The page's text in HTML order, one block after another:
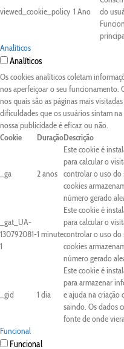
viewed_cookie_policy 1 Ano
do
Analíticos
Analíticos
Os cookies analíticos coletam
nos aperfeiçoar o seu funcionamento.
nos quais são as páginas mais
dificuldades que os usuários sintam
nossa publicidade é eficaz ou não.
Cookie
DuraçãoDescrição
_ga 2 anos
Este cookie é
para calcular o
controlar o uso do
cookies
número gerado
_gat_UA-
130792081-
1
1 minute
Este cookie é
para calcular o
controlar o uso do
cookies
número gerado
_gid 1 dia
Este cookie é
para armazenar
e ajuda na criação
saindo. Os dados
fonte de onde
Funcional
Funcional